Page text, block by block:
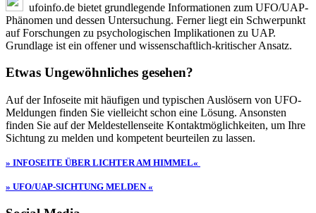
ufoinfo.de bietet grundlegende Informationen zum UFO/UAP-
Phänomen und dessen Untersuchung. Ferner liegt ein Schwerpunkt
auf Forschungen zu psychologischen Implikationen zu UAP.
Grundlage ist ein offener und wissenschaftlich-kritischer Ansatz.
Etwas Ungewöhnliches gesehen?
Auf der Infoseite mit häufigen und typischen Auslösern von UFO-
Meldungen finden Sie vielleicht schon eine Lösung. Ansonsten
finden Sie auf der Meldestellenseite Kontaktmöglichkeiten, um Ihre
Sichtung zu melden und kompetent beurteilen zu lassen.
» INFOSEITE ÜBER LICHTER AM HIMMEL«
» UFO/UAP-SICHTUNG MELDEN «